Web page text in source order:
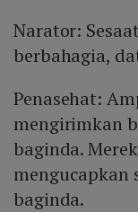
Narator:
berbahagia,
Penasehat:
mengirimkan
baginda.
mengucapkan
baginda.